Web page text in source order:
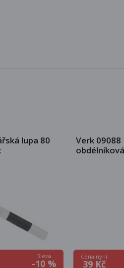
lupa 80
Sleva
-10 %
Verk 09088
Cena nyní
39 Kč